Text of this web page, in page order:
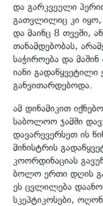
და გარკვეული
გათვლილიც კი იყო,
და მაინც 8 თვეში,
თანამდებობას,
საჭიროება და
იანი
განვითარდებოდა.
ამ დინამიკით
საბოლოო ჯამში
დავარევერსეთ ის
მინისტრის
კოორდინაციას
ბოლო ერთი დღის
ეს ცვლილება
სკეპტიკოსები,